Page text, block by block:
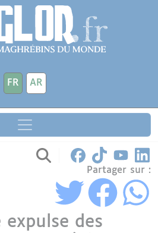
FR AR
Partager sur :
expulse des